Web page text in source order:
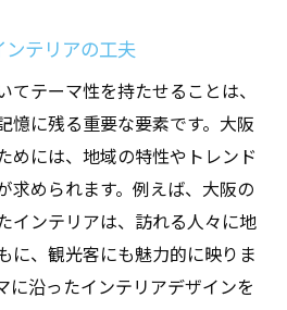
テリアの工夫
てテーマ性を持たせることは、
憶に残る重要な要素です。大阪
めには、地域の特性やトレンド
求められます。例えば、大阪の
インテリアは、訪れる人々に地
に、観光客にも魅力的に映りま
に沿ったインテリアデザインを